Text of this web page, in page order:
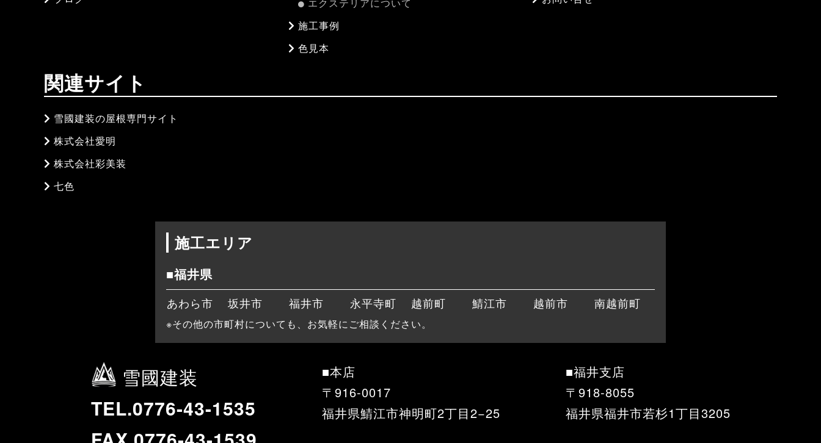
エクステリアについて
施工事例
色見本
関連サイト
雪國建装の屋根専門サイト
株式会社愛明
株式会社彩美装
七色
施工エリア
■福井県
あわら市 坂井市 福井市 永平寺町 越前町 鯖江市 越前市 南越前町
※その他の市町村についても、お気軽にご相談ください。
雪國建装
TEL.0776-43-1535
■本店
〒916-0017
福井県鯖江市神明町2丁目2−25
■福井支店
〒918-8055
福井県福井市若杉1丁目3205